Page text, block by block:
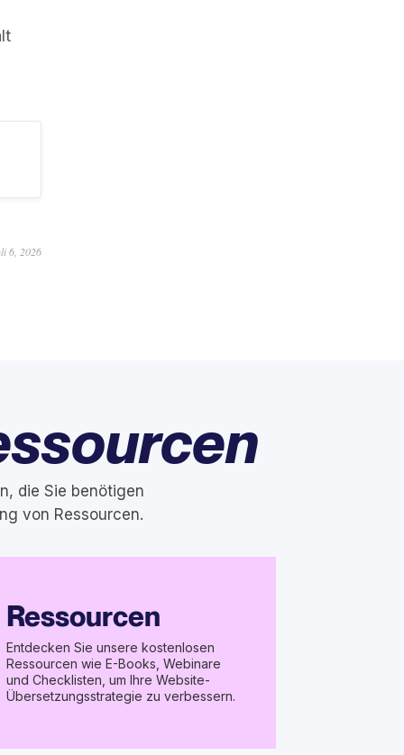
6, 2026
die Sie benötigen
von Ressourcen.
Ressourcen
Entdecken Sie unsere kostenlosen
Ressourcen wie E-Books, Webinare
und Checklisten, um Ihre Website-
Übersetzungsstrategie zu verbessern.